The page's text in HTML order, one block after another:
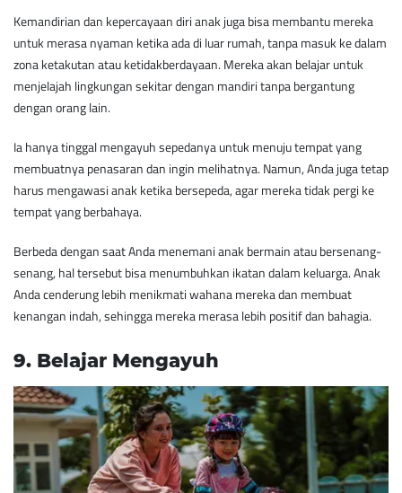
Kemandirian dan kepercayaan diri anak juga bisa membantu mereka
untuk merasa nyaman ketika ada di luar rumah, tanpa masuk ke dalam
zona ketakutan atau ketidakberdayaan. Mereka akan belajar untuk
menjelajah lingkungan sekitar dengan mandiri tanpa bergantung
dengan orang lain.
Ia hanya tinggal mengayuh sepedanya untuk menuju tempat yang
membuatnya penasaran dan ingin melihatnya. Namun, Anda juga tetap
harus mengawasi anak ketika bersepeda, agar mereka tidak pergi ke
tempat yang berbahaya.
Berbeda dengan saat Anda menemani anak bermain atau bersenang-
senang, hal tersebut bisa menumbuhkan ikatan dalam keluarga. Anak
Anda cenderung lebih menikmati wahana mereka dan membuat
kenangan indah, sehingga mereka merasa lebih positif dan bahagia.
9. ​Belajar Mengayuh